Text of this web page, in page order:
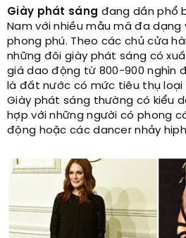
Giày phát sáng đang dần phổ
Nam với nhiều mẫu mã đa
phong phú. Theo các chủ cửa
những đôi giày phát sáng có
giá dao động từ 800-900 nghìn
là đất nước có mức tiêu thụ loại
Giày phát sáng thường có kiểu
hợp với những người có phong
động hoặc các dancer nhảy